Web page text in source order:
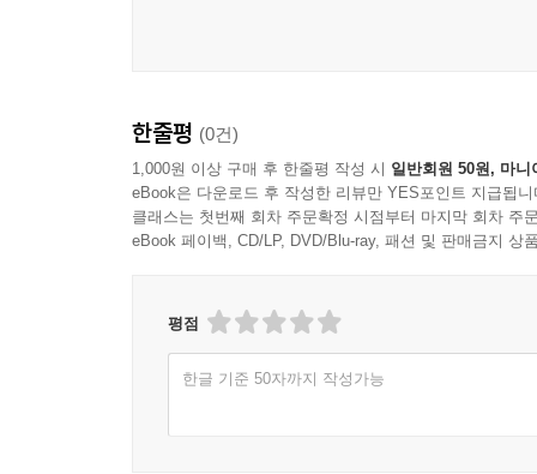
한줄평 (0건)
1,000원 이상 구매 후 한줄평 작성 시 일반회원 50원, 마니
eBook은 다운로드 후 작성한 리뷰만 YES포인트 지급됩니
클래스는 첫번째 회차 주문확정 시점부터 마지막 회차 주
eBook 페이백, CD/LP, DVD/Blu-ray, 패션 및 판매금지 상
평점
한글 기준 50자까지 작성가능